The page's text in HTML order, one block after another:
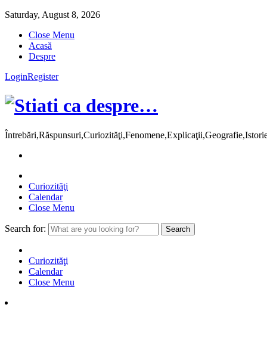
Saturday, August 8, 2026
Close Menu
Acasă
Despre
LoginRegister
Curiozităţi
Calendar
Close Menu
Search for:
Curiozităţi
Calendar
Close Menu